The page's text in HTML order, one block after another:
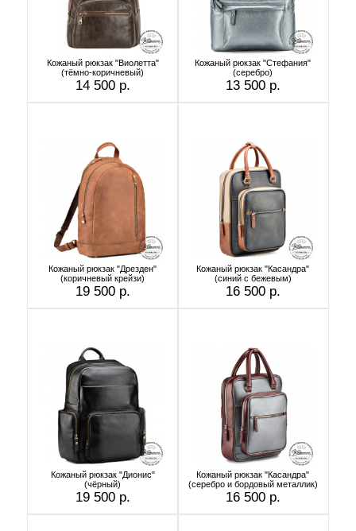
Кожаный рюкзак "Виолетта"
(тёмно-коричневый)
14 500 р.
Кожаный рюкзак "Стефания"
(серебро)
13 500 р.
Кожаный рюкзак "Дрезден"
(коричневый крейзи)
19 500 р.
Кожаный рюкзак "Касандра"
(синий с бежевым)
16 500 р.
Кожаный рюкзак "Дионис"
(чёрный)
19 500 р.
Кожаный рюкзак "Касандра"
(серебро и бордовый металлик)
16 500 р.